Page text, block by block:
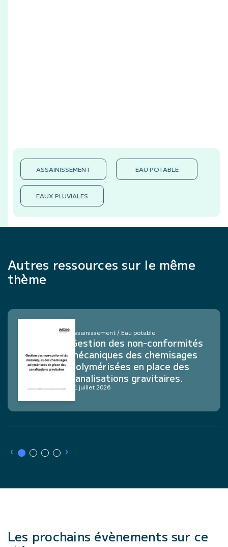
ASSAINISSEMENT EAU POTABLE
EAUX PLUVIALES
Autres ressources sur le même
thème
Assainissement / Eau potable
Gestion des non-conformités
mécaniques des chemisages
polymérisées en place des
canalisations gravitaires.
21 juillet 2026
› ›
Les prochains évènements sur ce